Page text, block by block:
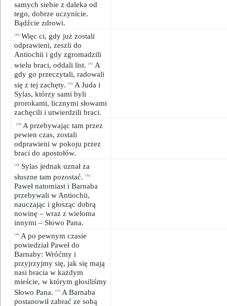
samych siebie z daleka od
tego, dobrze uczynicie.
Bądźcie zdrowi.
(30)Więc ci, gdy już zostali
odprawieni, zeszli do
Antiochii i gdy zgromadzili
wielu braci, oddali list.
(31)A
gdy go przeczytali, radowali
się z tej zachęty.
(32)A Juda i
Sylas, którzy sami byli
prorokami, licznymi słowami
zachęcili i utwierdzili braci.
(33)A przebywając tam przez
pewien czas, zostali
odprawieni w pokoju przez
braci do apostołów.
(34)Sylas jednak uznał za
słuszne tam pozostać.
(35)
Paweł natomiast i Barnaba
przebywali w Antiochii,
nauczając i głosząc dobrą
nowinę – wraz z wieloma
innymi – Słowo Pana.
(36)A po pewnym czasie
powiedział Paweł do
Barnaby: Wróćmy i
przyjrzyjmy się, jak się mają
nasi bracia w każdym
mieście, w którym głosiliśmy
Słowo Pana.
(37)A Barnaba
postanowił zabrać ze sobą